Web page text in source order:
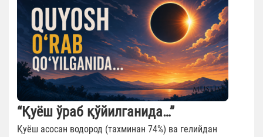
“Қуёш ўраб қўйилганида…”
Қуёш асосан водород (тахминан 74%) ва гелийдан